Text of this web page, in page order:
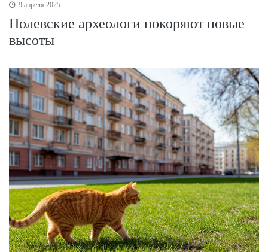
9 апреля 2025
Полевские археологи покоряют новые
высоты